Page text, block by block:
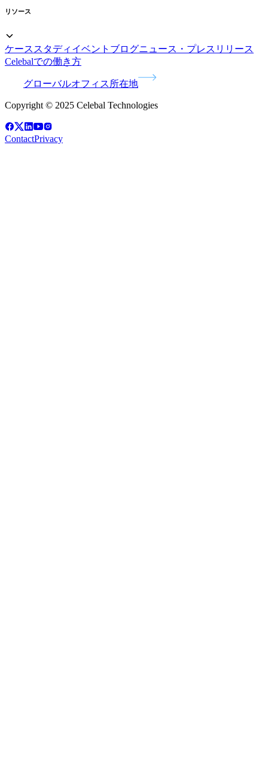
リソース
ケーススタディ イベント ブログニュース・プレスリリース
Celebalでの働き方
グローバルオフィス所在地
Copyright © 2025 Celebal Technologies
ContactPrivacy